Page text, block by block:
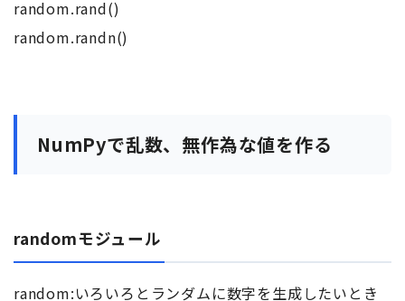
random.rand()
random.randn()
NumPyで乱数、無作為な値を作る
randomモジュール
random:いろいろとランダムに数字を生成したいとき